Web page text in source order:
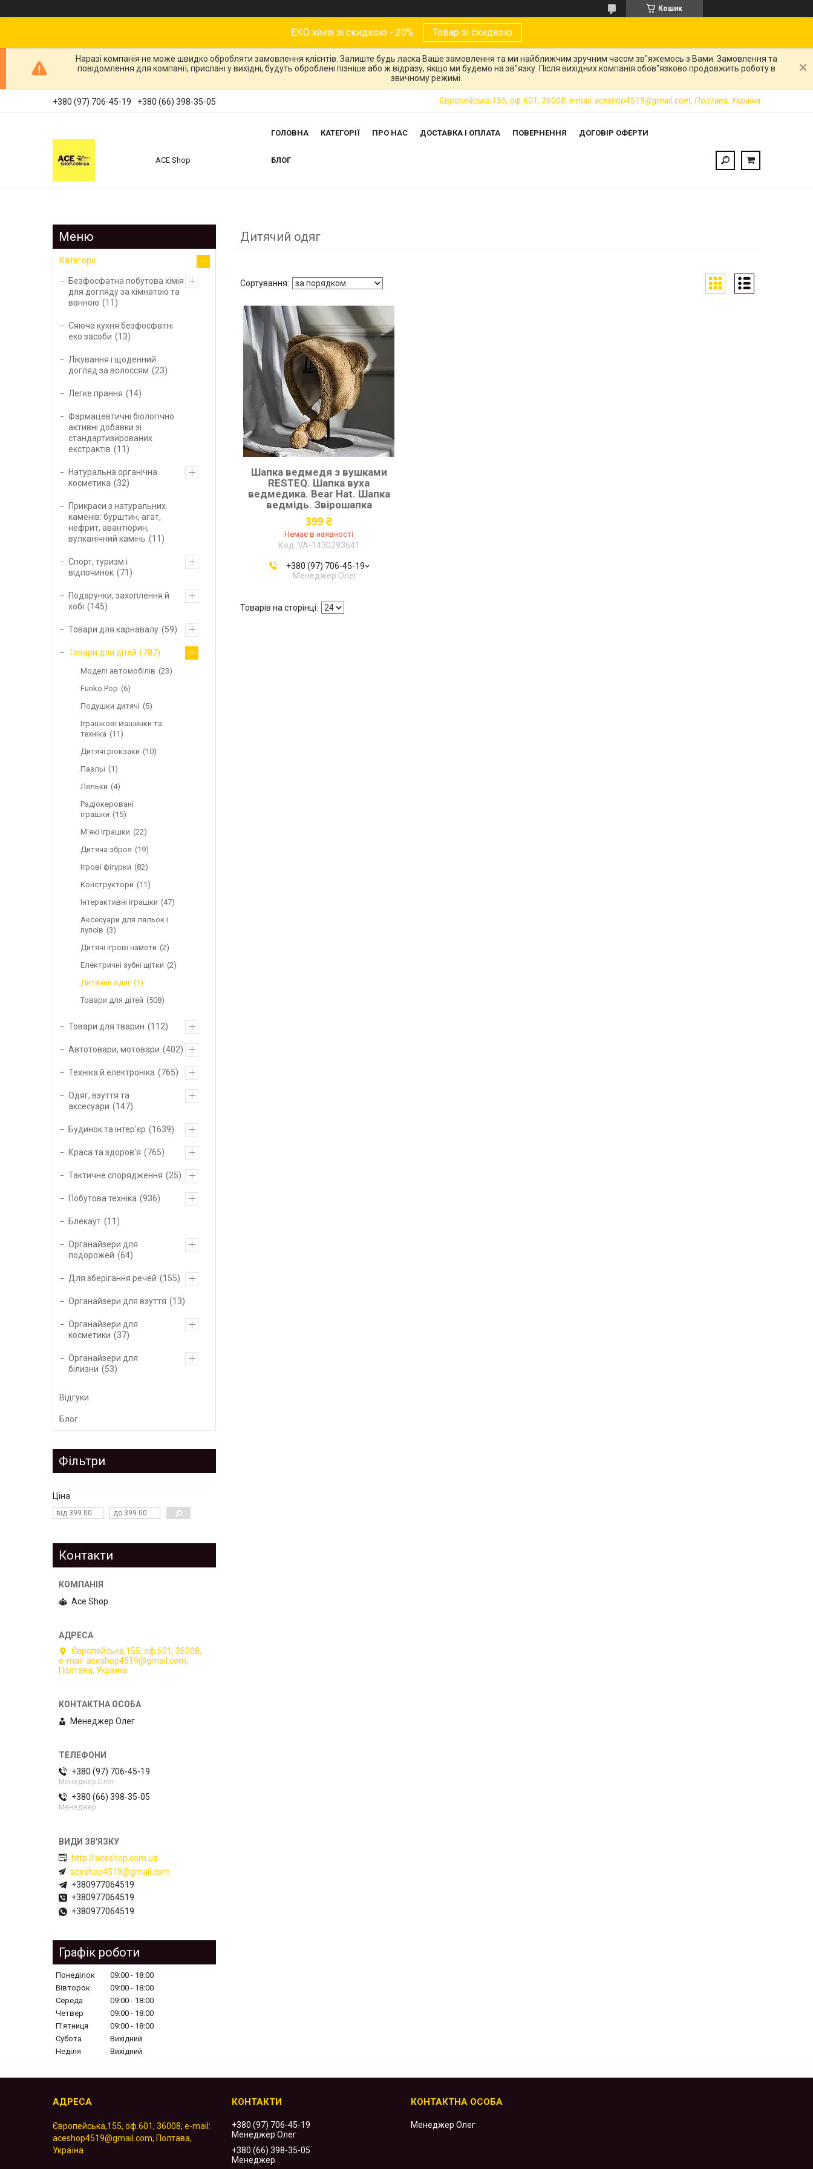
Кошик
ЕКО хімія зі скидкою - 20% Товар зі скидкою
Наразі компанія не може швидко обробляти замовлення клієнтів. Залиште будь ласка Ваше замовлення та ми найближчим зручним часом зв"яжемось з Вами. Замовлення та
повідомлення для компанії, прислані у вихідні, будуть оброблені пізніше або ж відразу, якщо ми будемо на зв"язку. Після вихідних компанія обов"язково продовжить роботу в
звичному режимі.
+380 (97) 706-45-19 +380 (66) 398-35-05 Європейська,155, оф.601, 36008, e-mail: aceshop4519@gmail.com, Полтава, Україна
ACE Shop
ГОЛОВНА КАТЕГОРІЇ ПРО НАС ДОСТАВКА І ОПЛАТА ПОВЕРНЕННЯ ДОГОВІР ОФЕРТИ
БЛОГ
Дитячий одяг
Шапка ведмедя з вушками
RESTEQ. Шапка вуха
ведмедика. Bear Hat. Шапка
ведмідь. Звірошапка
399 ₴
Немає в наявності
VA-1430293641
+380 (97) 706-45-19
Менеджер Олег
Категорії
Безфосфатна побутова хімія
для догляду за кімнатою та
ванною
11
Сяюча кухня:безфосфатні
еко засоби
13
Лікування і щоденний
догляд за волоссям
23
Легке прання 14
Фармацевтичні біологічно
активні добавки зі
стандартизированих
екстрактів
11
Натуральна органічна
косметика
32
Прикраси з натуральних
каменів: бурштин, агат,
нефрит, авантюрин,
вулканічний камінь
11
Спорт, туризм і
відпочинок
71
Подарунки, захоплення й
хобі
145
Товари для карнавалу 59
Товари для дітей 787
Моделі автомобілів
23
Funko Pop
6
Подушки дитячі
5
Іграшкові машинки та
техніка
11
Дитячі рюкзаки
10
Пазлы
1
Ляльки
4
Радіокеровані
іграшки
15
М'які іграшки
22
Дитяча зброя
19
Ігрові фігурки
82
Конструктори
11
Інтерактивні іграшки
47
Аксесуари для ляльок і
пупсів
3
Дитячі ігрові намети
2
Електричні зубні щітки
2
Дитячий одяг
1
Товари для дітей
508
Товари для тварин 112
Автотовари, мотовари 402
Техніка й електроніка 765
Одяг, взуття та
аксесуари
147
Будинок та інтер'єр 1639
Краса та здоров'я 765
Тактичне спорядження 25
Побутова техніка 936
Блекаут 11
Органайзери для
подорожей
64
Для зберігання речей 155
Органайзери для взуття 13
Органайзери для
косметики
37
Органайзери для
білизни
53
Відгуки
Блог
Фільтри
Ціна
Контакти
Ace Shop
Європейська,155, оф.601, 36008,
e-mail: aceshop4519@gmail.com,
Полтава, Україна
Менеджер Олег
+380 (97) 706-45-19
Менеджер Олег
+380 (66) 398-35-05
Менеджер
http://aceshop.com.ua
aceshop4519@gmail.com
+380977064519
+380977064519
+380977064519
Графік роботи
Понеділок 09:00
18:00
Вівторок
09:00
18:00
Середа
09:00
18:00
Четвер
09:00
18:00
Пʼятниця
09:00
18:00
Субота
Вихідний
Неділя
Вихідний
Європейська,155, оф.601, 36008, e-mail:
aceshop4519@gmail.com, Полтава,
Україна
+380 (97) 706-45-19
Менеджер Олег
+380 (66) 398-35-05
Менеджер
Менеджер Олег